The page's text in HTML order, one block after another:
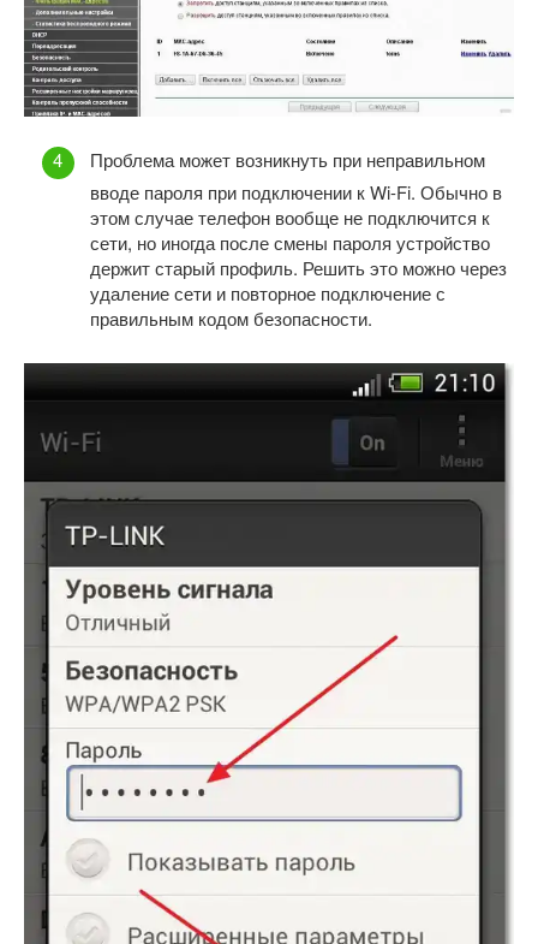
Проблема может возникнуть при неправильном
вводе пароля при подключении к Wi-Fi. Обычно в
этом случае телефон вообще не подключится к
сети, но иногда после смены пароля устройство
держит старый профиль. Решить это можно через
удаление сети и повторное подключение с
правильным кодом безопасности.